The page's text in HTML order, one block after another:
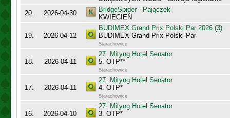
20.
2026-04-30
BridgeSpider - Pajączek
KWIECIEŃ
19. 2026-04-12
BUDIMEX Grand Prix Polski Par 2026 (3)
BUDIMEX Grand Prix Polski Par
Starachowice
18. 2026-04-11
27. Mityng Hotel Senator
5. OTP**
Starachowice
17. 2026-04-11
27. Mityng Hotel Senator
4. OTP*
Starachowice
16. 2026-04-10
27. Mityng Hotel Senator
3. OTP*